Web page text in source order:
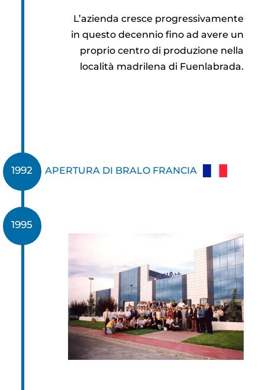
L’azienda cresce progressivamente
in questo decennio fino ad avere un
proprio centro di produzione nella
località madrilena di Fuenlabrada.
1992 APERTURA DI BRALO FRANCIA
1995